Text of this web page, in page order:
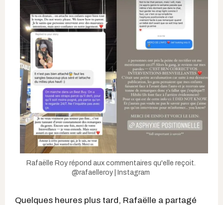
Rafaëlle Roy répond aux commentaires qu'elle reçoit.
@rafaelleroy | Instagram
Quelques heures plus tard, Rafaëlle a partagé